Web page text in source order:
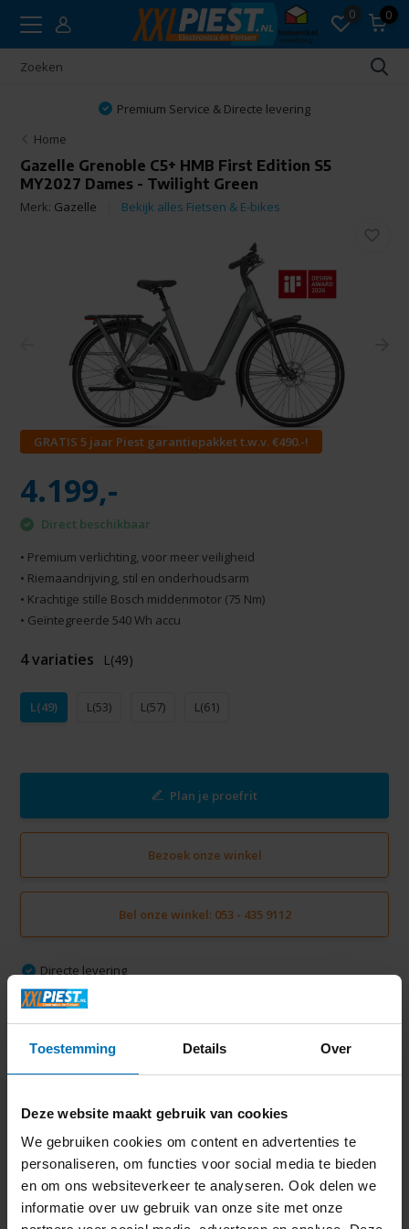
Toestemming Details Over
Deze website maakt gebruik van cookies
We gebruiken cookies om content en advertenties te
personaliseren, om functies voor social media te bieden
en om ons websiteverkeer te analyseren. Ook delen we
informatie over uw gebruik van onze site met onze
0 0
Premium Service & Directe levering
Home
Gazelle Grenoble C5+ HMB First Edition S5
MY2027 Dames - Twilight Green
Merk: Gazelle Bekijk alles Fietsen & E-bikes
GRATIS 5 jaar Piest garantiepakket t.w.v. €490.-!
4.199,-
Direct beschikbaar
• Premium verlichting, voor meer veiligheid
• Riemaandrijving, stil en onderhoudsarm
• Krachtige stille Bosch middenmotor (75 Nm)
• Geïntegreerde 540 Wh accu
4 variaties L(49)
L(49) L(53) L(57) L(61)
Plan je proefrit
Bezoek onze winkel
Bel onze winkel: 053 - 435 9112
Directe levering
Gratis verzending vanaf € 50,-
Volledige thuisinstallatie mogelijk in Twente
Ruim 2000 m2 winkelplezier
Productomschrijving
Specificaties
Delen